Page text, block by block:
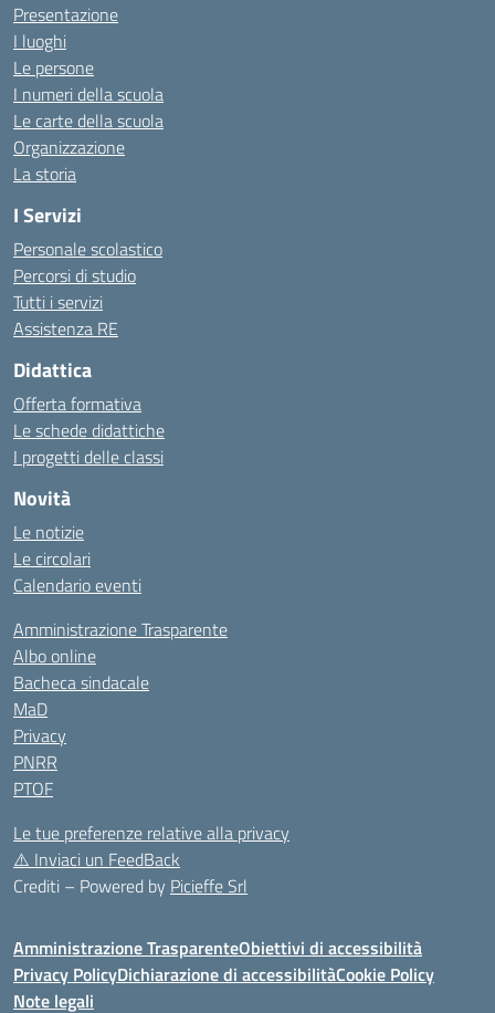
Presentazione
I luoghi
Le persone
I numeri della scuola
Le carte della scuola
Organizzazione
La storia
I Servizi
Personale scolastico
Percorsi di studio
Tutti i servizi
Assistenza RE
Didattica
Offerta formativa
Le schede didattiche
I progetti delle classi
Novità
Le notizie
Le circolari
Calendario eventi
Amministrazione Trasparente
Albo online
Bacheca sindacale
MaD
Privacy
PNRR
PTOF
Le tue preferenze relative alla privacy
⚠️ Inviaci un FeedBack
Crediti – Powered by Picieffe Srl
Amministrazione TrasparenteObiettivi di accessibilità
Privacy PolicyDichiarazione di accessibilitàCookie Policy
Note legali